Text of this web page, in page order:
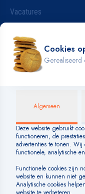
Vacatures
Badkleding
Over BLUE
Veelgestelde vragen